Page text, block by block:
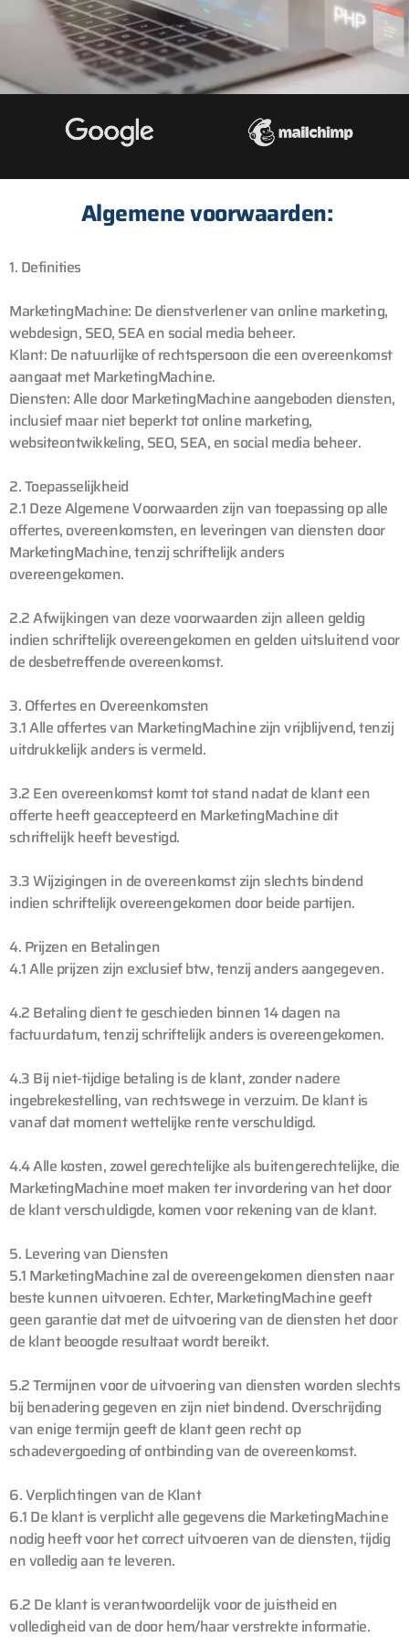
Algemene voorwaarden:
1. Definities
MarketingMachine: De dienstverlener van online marketing,
webdesign, SEO, SEA en social media beheer.
Klant: De natuurlijke of rechtspersoon die een overeenkomst
aangaat met MarketingMachine.
Diensten: Alle door MarketingMachine aangeboden diensten,
inclusief maar niet beperkt tot online marketing,
websiteontwikkeling, SEO, SEA, en social media beheer.
2. Toepasselijkheid
2.1 Deze Algemene Voorwaarden zijn van toepassing op alle
offertes, overeenkomsten, en leveringen van diensten door
MarketingMachine, tenzij schriftelijk anders
overeengekomen.
2.2 Afwijkingen van deze voorwaarden zijn alleen geldig
indien schriftelijk overeengekomen en gelden uitsluitend voor
de desbetreffende overeenkomst.
3. Offertes en Overeenkomsten
3.1 Alle offertes van MarketingMachine zijn vrijblijvend, tenzij
uitdrukkelijk anders is vermeld.
3.2 Een overeenkomst komt tot stand nadat de klant een
offerte heeft geaccepteerd en MarketingMachine dit
schriftelijk heeft bevestigd.
3.3 Wijzigingen in de overeenkomst zijn slechts bindend
indien schriftelijk overeengekomen door beide partijen.
4. Prijzen en Betalingen
4.1 Alle prijzen zijn exclusief btw, tenzij anders aangegeven.
4.2 Betaling dient te geschieden binnen 14 dagen na
factuurdatum, tenzij schriftelijk anders is overeengekomen.
4.3 Bij niet-tijdige betaling is de klant, zonder nadere
ingebrekestelling, van rechtswege in verzuim. De klant is
vanaf dat moment wettelijke rente verschuldigd.
4.4 Alle kosten, zowel gerechtelijke als buitengerechtelijke, die
MarketingMachine moet maken ter invordering van het door
de klant verschuldigde, komen voor rekening van de klant.
5. Levering van Diensten
5.1 MarketingMachine zal de overeengekomen diensten naar
beste kunnen uitvoeren. Echter, MarketingMachine geeft
geen garantie dat met de uitvoering van de diensten het door
de klant beoogde resultaat wordt bereikt.
5.2 Termijnen voor de uitvoering van diensten worden slechts
bij benadering gegeven en zijn niet bindend. Overschrijding
van enige termijn geeft de klant geen recht op
schadevergoeding of ontbinding van de overeenkomst.
6. Verplichtingen van de Klant
6.1 De klant is verplicht alle gegevens die MarketingMachine
nodig heeft voor het correct uitvoeren van de diensten, tijdig
en volledig aan te leveren.
6.2 De klant is verantwoordelijk voor de juistheid en
volledigheid van de door hem/haar verstrekte informatie.